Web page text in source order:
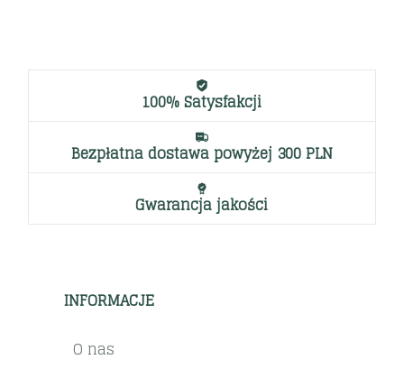
100% Satysfakcji
Bezpłatna dostawa powyżej 300 PLN
Gwarancja jakości
INFORMACJE
O nas